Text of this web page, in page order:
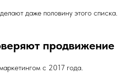
даже половину этого списка.
продвижение
с 2017 года.